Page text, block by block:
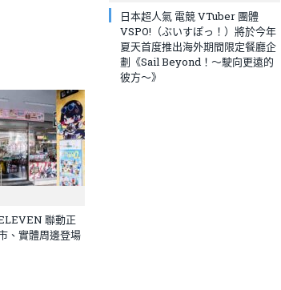
日本超人氣 電競 VTuber 團體
VSPO!（ぶいすぽっ！）將於今年
夏天首度推出海外期間限定餐廳企
劃《Sail Beyond！～駛向更遠的
彼方～》
聯動正
、實體周邊登場